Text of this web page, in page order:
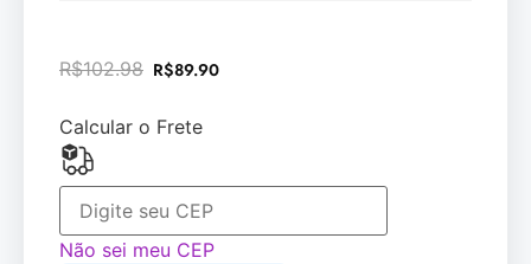
R$102.98 R$89.90
Calcular o Frete
Não sei meu CEP